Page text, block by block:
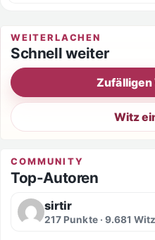
WEITERLACHEN
Schnell weiter
Witz
COMMUNITY
Top-Autoren
sirtir
217 Punkte · 9.681